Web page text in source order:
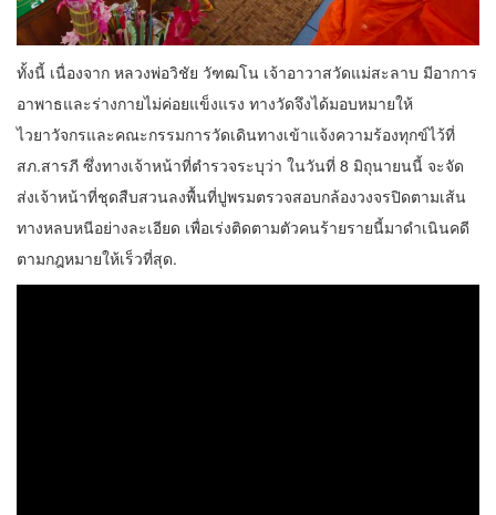
ทั้งนี้ เนื่องจาก หลวงพ่อวิชัย วัฑฒโน เจ้าอาวาสวัดแม่สะลาบ มีอาการ
อาพาธและร่างกายไม่ค่อยแข็งแรง ทางวัดจึงได้มอบหมายให้
ไวยาวัจกรและคณะกรรมการวัดเดินทางเข้าแจ้งความร้องทุกข์ไว้ที่
สภ.สารภี ซึ่งทางเจ้าหน้าที่ตำรวจระบุว่า ในวันที่ 8 มิถุนายนนี้ จะจัด
ส่งเจ้าหน้าที่ชุดสืบสวนลงพื้นที่ปูพรมตรวจสอบกล้องวงจรปิดตามเส้น
ทางหลบหนีอย่างละเอียด เพื่อเร่งติดตามตัวคนร้ายรายนี้มาดำเนินคดี
ตามกฎหมายให้เร็วที่สุด.